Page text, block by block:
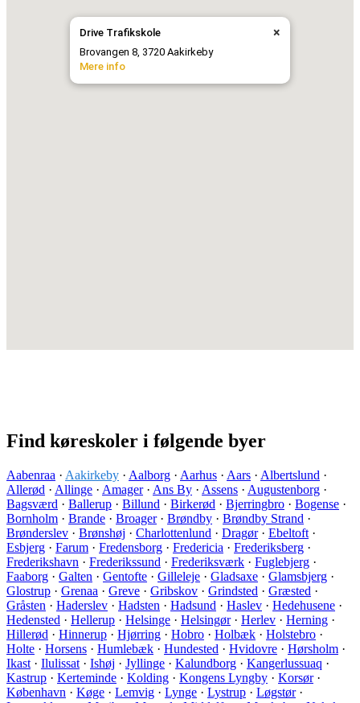
×
Drive Trafikskole
Brovangen 8, 3720 Aakirkeby
Mere info
Find køreskoler i følgende byer
Aabenraa · Aakirkeby · Aalborg · Aarhus · Aars · Albertslund ·
Allerød · Allinge · Amager· Ans By · Assens · Augustenborg ·
Bagsværd · Ballerup · Billund · Birkerød · Bjerringbro · Bogense ·
Bornholm · Brande · Broager· Brøndby · Brøndby Strand ·
Brønderslev · Brønshøj · Charlottenlund · Dragør· Ebeltoft ·
Esbjerg · Farum · Fredensborg · Fredericia · Frederiksberg ·
Frederikshavn · Frederikssund · Frederiksværk · Fuglebjerg ·
Faaborg · Galten · Gentofte · Gilleleje · Gladsaxe · Glamsbjerg ·
Glostrup · Grenaa · Greve · Gribskov · Grindsted · Græsted ·
Gråsten · Haderslev · Hadsten · Hadsund · Haslev · Hedehusene ·
Hedensted · Hellerup · Helsinge · Helsingør· Herlev · Herning ·
Hillerød · Hinnerup · Hjørring · Hobro · Holbæk · Holstebro ·
Holte · Horsens · Humlebæk · Hundested · Hvidovre · Hørsholm ·
Ikast · Ilulissat · Ishøj · Jyllinge · Kalundborg · Kangerlussuaq ·
Kastrup · Kerteminde · Kolding · Kongens Lyngby · Korsør·
København · Køge · Lemvig · Lynge · Lystrup · Løgstør·